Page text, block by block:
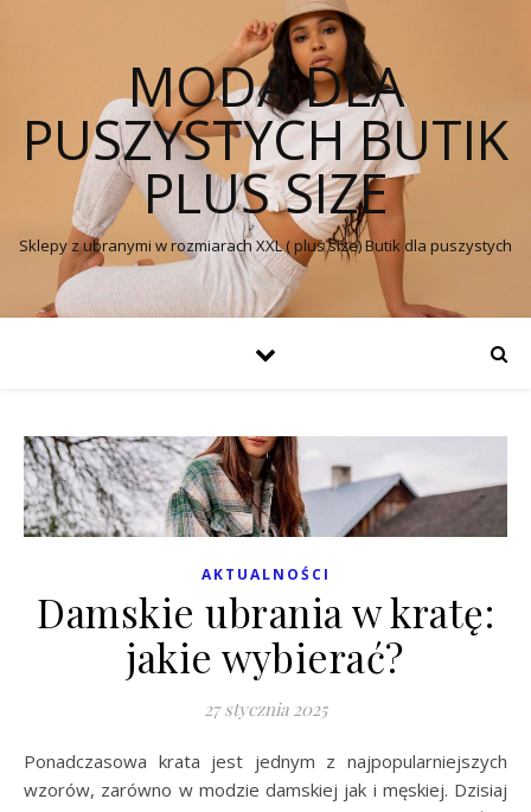
MODA DLA
PUSZYSTYCH BUTIK
PLUS SIZE
Sklepy z ubranymi w rozmiarach XXL ( plus size) Butik dla puszystych
AKTUALNOŚCI
Damskie ubrania w kratę:
jakie wybierać?
27 stycznia 2025
Ponadczasowa krata jest jednym z najpopularniejszych
wzorów, zarówno w modzie damskiej jak i męskiej. Dzisiaj